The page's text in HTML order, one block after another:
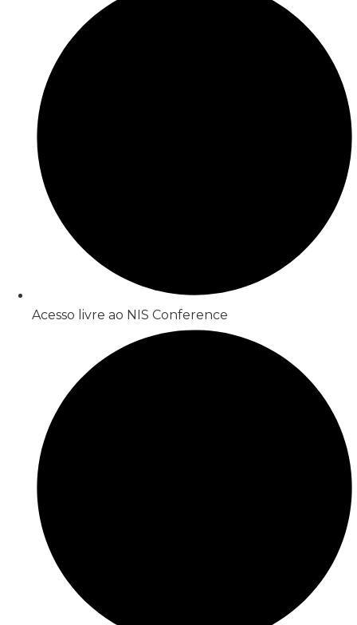
Acesso livre ao NIS Conference